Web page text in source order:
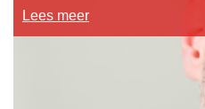
Lees meer